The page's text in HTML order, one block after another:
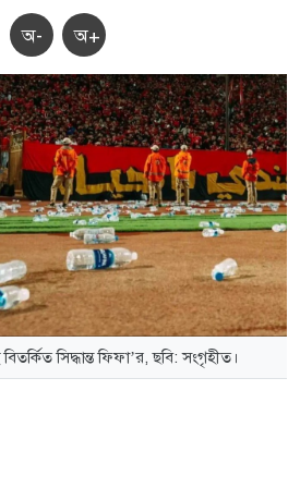
অ- অ+
সিদ্ধান্ত ফিফা’র, ছবি: সংগৃহীত।